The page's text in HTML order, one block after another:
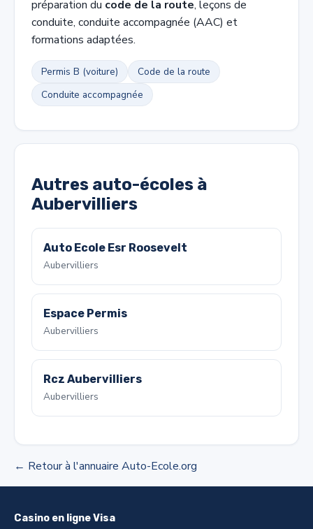
préparation du code de la route, leçons de
conduite, conduite accompagnée (AAC) et
formations adaptées.
Permis B (voiture)
Code de la route
Conduite accompagnée
Autres auto-écoles à
Aubervilliers
Auto Ecole Esr Roosevelt
Aubervilliers
Espace Permis
Aubervilliers
Rcz Aubervilliers
Aubervilliers
← Retour à l'annuaire Auto-Ecole.org
Casino en ligne Visa